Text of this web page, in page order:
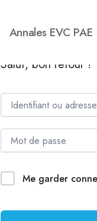
Annales EVC PAE
Salut, bon retour !
Me garder